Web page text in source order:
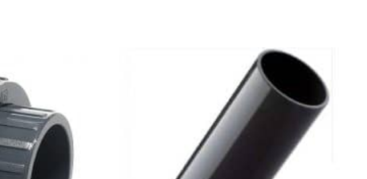
zoznamu
obľúbených!
Pridať do
zoznamu
obľúbených!